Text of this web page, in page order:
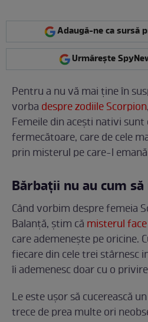
Adaugă-ne ca sursă
Urmărește
Pentru a nu vă mai ține în
vorba despre zodiile Scorpion
Femeile din acești nativi
fermecătoare, care de cele
prin misterul pe care-l
Bărbații nu au cum
Când vorbim despre femeia
Balanță, știm că misterul
care ademenește pe oricine.
fiecare din cele trei stârnesc
îi ademenesc doar cu o
Le este ușor să cucerească
trece de prea multe ori